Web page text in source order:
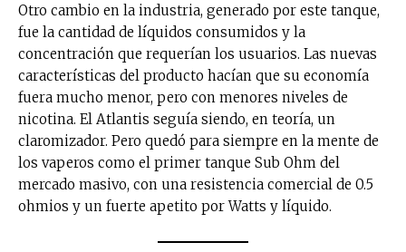
Otro cambio en la industria, generado por este tanque,
fue la cantidad de líquidos consumidos y la
concentración que requerían los usuarios. Las nuevas
características del producto hacían que su economía
fuera mucho menor, pero con menores niveles de
nicotina. El Atlantis seguía siendo, en teoría, un
claromizador. Pero quedó para siempre en la mente de
los vaperos como el primer tanque Sub Ohm del
mercado masivo, con una resistencia comercial de 0.5
ohmios y un fuerte apetito por Watts y líquido.